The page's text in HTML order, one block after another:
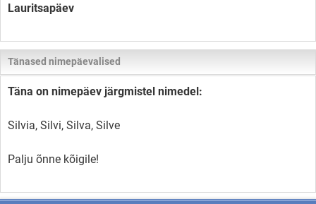
Lauritsapäev
Tänased nimepäevalised
Täna on nimepäev järgmistel nimedel:
Silvia, Silvi, Silva, Silve
Palju õnne kõigile!